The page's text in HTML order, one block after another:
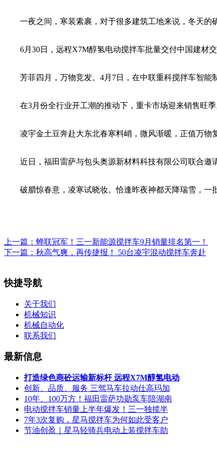
一夜之间，寒装素裹，对于很多建筑工地来说，冬天的
6月30日，远程X7M醇氢电动搅拌车批量交付中国建材交
芳菲四月，万物竞发。4月7日，在中联重科搅拌车智能
在3月份全行业开工潮的推动下，重卡市场迎来销售旺季
凌宇金土豆奔赴大东北春寒料峭，微风渐暖，正值万物
近日，福田雷萨与包头奥源新材料科技有限公司联合邀
破腊惊春意，凌寒试晓妆。恰逢昨夜神都天降瑞雪，一
上一篇： 蝉联冠军！三一新能源搅拌车9月销量排名第一！
下一篇： 秋高气爽，再传捷报！ 50台凌宇混动搅拌车奔赴
快捷导航
关于我们
机械知识
机械自动化
联系我们
最新信息
打造绿色商砼运输新标杆 远程X7M醇氢电动
创新、品质、服务 三驾马车拉动仕高玛加
10年、100万方！福田雷萨功勋泵车陪湖南
电动搅拌车销量上半年爆发！三一独揽半
7年3次复购，星马搅拌车为何如此受客户
节油创盈｜星马轻骑兵电动上装搅拌车助